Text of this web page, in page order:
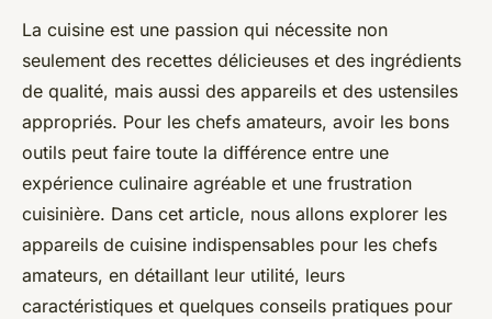
La cuisine est une passion qui nécessite non
seulement des recettes délicieuses et des ingrédients
de qualité, mais aussi des appareils et des ustensiles
appropriés. Pour les chefs amateurs, avoir les bons
outils peut faire toute la différence entre une
expérience culinaire agréable et une frustration
cuisinière. Dans cet article, nous allons explorer les
appareils de cuisine indispensables pour les chefs
amateurs, en détaillant leur utilité, leurs
caractéristiques et quelques conseils pratiques pour